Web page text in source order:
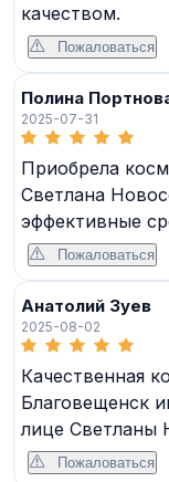
качеством.
Пожаловаться
Полина
2025-07-31
Приобрела
Светлана
эффективные
Пожаловаться
Анатолий Зуев
2025-08-02
Качественная
Благовещенск
лице Светланы
Пожаловаться